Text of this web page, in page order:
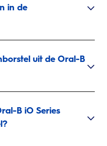
in de
uit de Oral-B
B iO Series